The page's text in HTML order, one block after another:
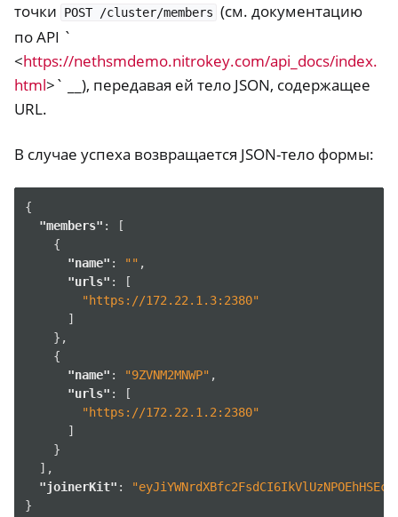
точки
POST /cluster/members (см. документацию
по API `
<https://nethsmdemo.nitrokey.com/api_docs/index.
html>` __), передавая ей тело JSON, содержащее
URL.
В случае успеха возвращается JSON-тело формы:
{
"members" :
[
{
"name" : "" ,
"urls" :
[
"https://172.22.1.3:2380"
]
},
{
"name" : "9ZVNM2MNWP" ,
"urls" :
[
"https://172.22.1.2:2380"
]
}
],
"joinerKit" :
}